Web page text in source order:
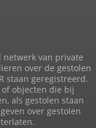
van private
over de gestolen
staan geregistreerd.
objecten die bij
als gestolen staan
over gestolen